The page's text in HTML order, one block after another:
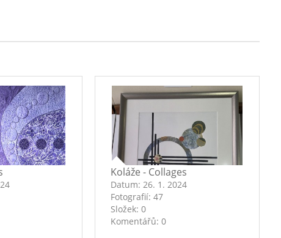
Koláže - Collages
Datum: 26. 1. 2024
Fotografií: 47
Složek: 0
Komentářů: 0